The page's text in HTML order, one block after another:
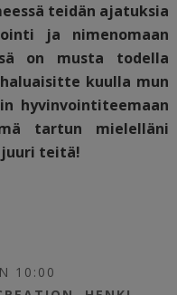
teidän ajatuksia
ja nimenomaan
on musta todella
kuulla mun
hyvinvointiteemaan
tartun mielelläni
teitä!
10:00